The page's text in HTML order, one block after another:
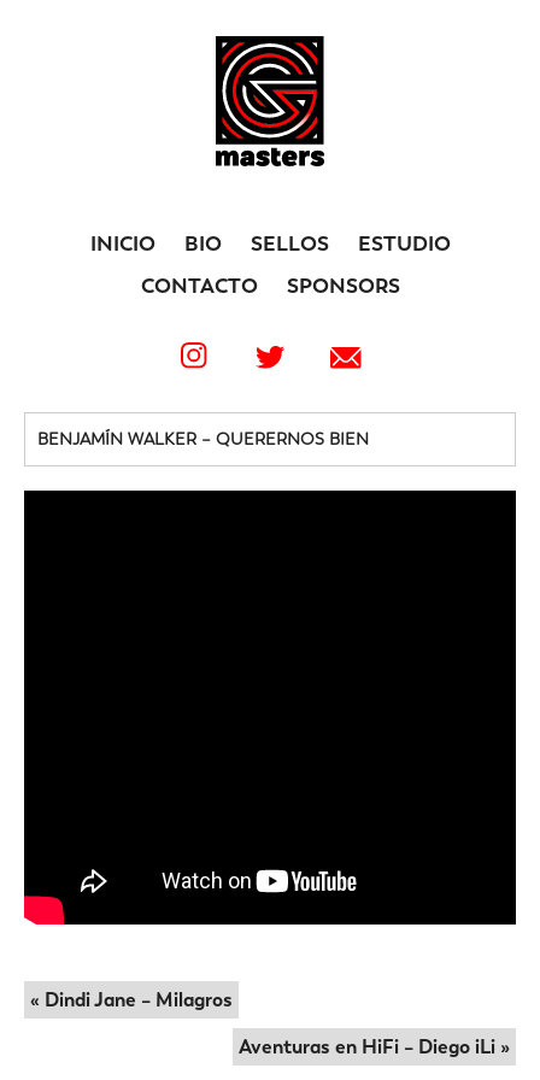
INICIO BIO SELLOS
ESTUDIO
CONTACTO
SPONSORS
BENJAMÍN WALKER – QUERERNOS BIEN
« Dindi Jane – Milagros
Aventuras en HiFi – Diego iLi »